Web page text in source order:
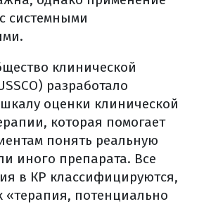
системными
клинической
разработало
оценки клинической
которая помогает
понять реальную
иного препарата. Все
в КР классифицируются,
«терапия, потенциально